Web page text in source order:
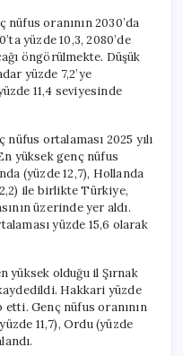
oranının 2030’da
yüzde 10,3, 2080’de
öngörülmekte. Düşük
yüzde 7,2’ye
11,4 seviyesinde
ortalaması 2025 yılı
yüksek genç nüfus
(yüzde 12,7), Hollanda
ile birlikte Türkiye,
üzerinde yer aldı.
yüzde 15,6 olarak
yüksek olduğu il Şırnak
Hakkari yüzde
Genç nüfus oranının
11,7), Ordu (yüzde